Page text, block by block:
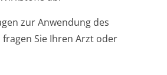
zur Anwendung des
Sie Ihren Arzt oder